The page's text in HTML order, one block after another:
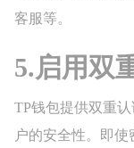
客服等。
5.启用双
TP钱包提供双重
户的安全性。即